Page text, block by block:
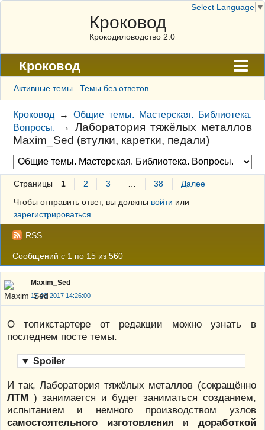
Кроковод
Крокодиловодство 2.0
Кроковод
Форум
Архив
ГАЛЕРЕЯ
Правила
Поиск
Регистрация
Вход
Активные темы Темы без ответов
Кроковод →Общие темы. Мастерская. Библиотека.
Вопросы.
→Лаборатория тяжёлых металлов
Maxim_Sed (втулки, каретки, педали)
Страницы 1 2 3 38
Далее
Чтобы отправить ответ, вы должны войти или
зарегистрироваться
RSS
Сообщений с 1 по 15 из 560
Maxim_Sed
17-03-2017 14:26:00
О топикстартере от редакции можно узнать в
последнем посте темы.
▼ Spoiler
И так, Лаборатория тяжёлых металлов (сокращённо
ЛТМ ) занимается и будет заниматься созданием,
испытанием и немного производством узлов
самостоятельного изготовления и доработкой
Select Language ▼